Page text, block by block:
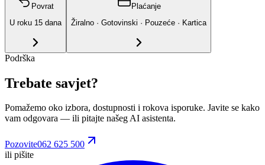
Povrat
U roku 15 dana
Plaćanje
Žiralno · Gotovinski · Pouzeće · Kartica
Podrška
Trebate savjet?
Pomažemo oko izbora, dostupnosti i rokova isporuke. Javite se kako
vam odgovara — ili pitajte našeg AI asistenta.
Pozovite062 625 500
ili pišite